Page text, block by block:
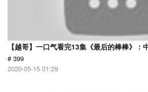
【越哥】一口气看完13集《最后的棒棒》：
# 399
2020-05-15 01:29